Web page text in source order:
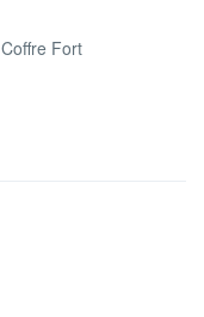
Coffre Fort